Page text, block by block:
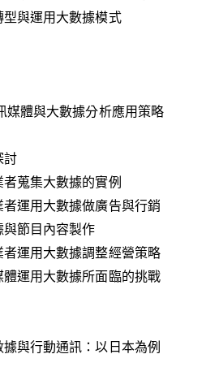
與運用大數據模式
體與大數據分析應用策略
討
蒐集大數據的實例
運用大數據做廣告與行銷
節目內容製作
運用大數據調整經營策略
運用大數據所面臨的挑戰
與行動通訊：以日本為例